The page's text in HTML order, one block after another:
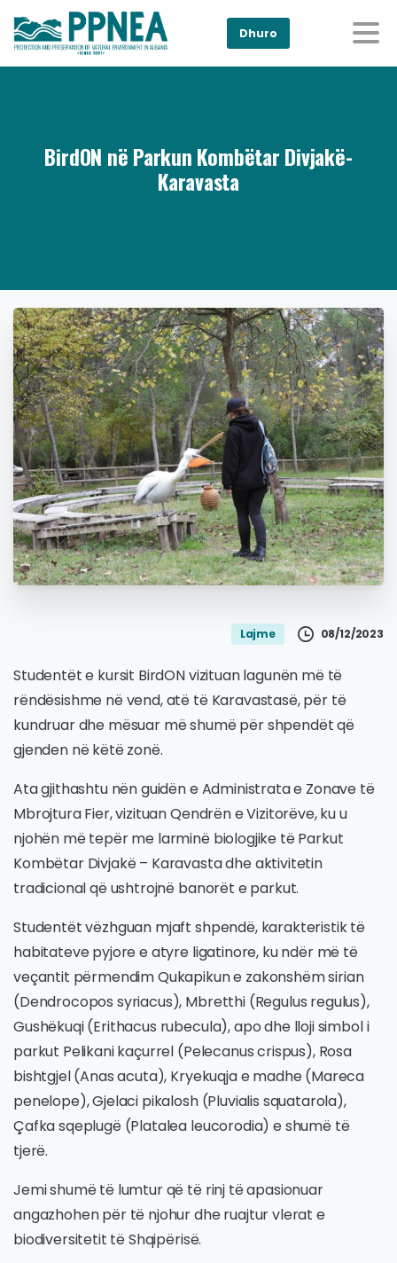
Dhuro
BirdON në Parkun Kombëtar Divjakë-
Karavasta
Lajme 08/12/2023
Studentët e kursit BirdON vizituan lagunën më të
rëndësishme në vend, atë të Karavastasë, për të
kundruar dhe mësuar më shumë për shpendët që
gjenden në këtë zonë.
Ata gjithashtu nën guidën e Administrata e Zonave të
Mbrojtura Fier, vizituan Qendrën e Vizitorëve, ku u
njohën më tepër me larminë biologjike të Parkut
Kombëtar Divjakë – Karavasta dhe aktivitetin
tradicional që ushtrojnë banorët e parkut.
Studentët vëzhguan mjaft shpendë, karakteristik të
habitateve pyjore e atyre ligatinore, ku ndër më të
veçantit përmendim Qukapikun e zakonshëm sirian
(Dendrocopos syriacus), Mbretthi (Regulus regulus),
Gushëkuqi (Erithacus rubecula), apo dhe lloji simbol i
parkut Pelikani kaçurrel (Pelecanus crispus), Rosa
bishtgjel (Anas acuta), Kryekuqja e madhe (Mareca
penelope), Gjelaci pikalosh (Pluvialis squatarola),
Çafka sqeplugë (Platalea leucorodia) e shumë të
tjerë.
Jemi shumë të lumtur që të rinj të apasionuar
angazhohen për të njohur dhe ruajtur vlerat e
biodiversitetit të Shqipërisë.